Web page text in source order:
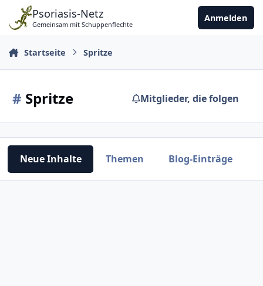
Zu Inhalt springen
Psoriasis-Netz
Gemeinsam mit Schuppenflechte
Anmelden
Startseite Spritze
# Spritze Mitglieder, die folgen
Neue Inhalte Themen Blog-Einträge